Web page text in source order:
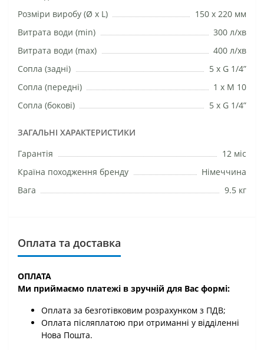
Розміри виробу (Ø х L)
150 х 220 мм
Витрата води (min)
300 л/хв
Витрата води (max)
400 л/хв
Сопла (задні)
5 x G 1/4”
Сопла (передні)
1 х М 10
Сопла (бокові)
5 x G 1/4”
ЗАГАЛЬНІ ХАРАКТЕРИСТИКИ
Гарантія
12 міс
Країна походження бренду
Німеччина
Вага
9.5 кг
Оплата та доставка
ОПЛАТА
Ми приймаємо платежі в зручній для Вас формі:
Оплата за безготівковим розрахунком з ПДВ;
Оплата післяплатою при отриманні у відділенні
Нова Пошта.